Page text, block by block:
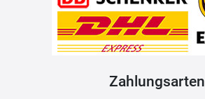
Zahlungsarten